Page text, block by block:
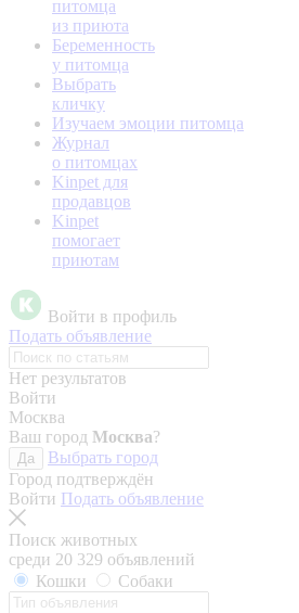
питомца
из приюта
Беременность
у питомца
Выбрать
кличку
Изучаем эмоции питомца
Журнал
о питомцах
Kinpet для
продавцов
Kinpet
помогает
приютам
Войти в профиль
Подать объявление
Нет результатов
Войти
Москва
Ваш город Москва?
Да
Выбрать город
Город подтверждён
Войти Подать объявление
Поиск животных
среди 20 329 объявлений
Кошки
Собаки